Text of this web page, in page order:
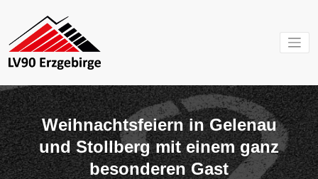
springen
e.V.
Mein Verein im
Weihnachtsfeiern in Gelenau
und Stollberg mit einem ganz
besonderen Gast